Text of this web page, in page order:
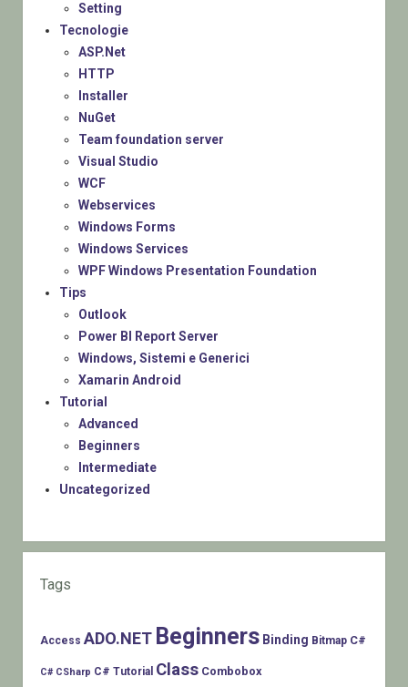
Setting
Tecnologie
ASP.Net
HTTP
Installer
NuGet
Team foundation server
Visual Studio
WCF
Webservices
Windows Forms
Windows Services
WPF Windows Presentation Foundation
Tips
Outlook
Power BI Report Server
Windows, Sistemi e Generici
Xamarin Android
Tutorial
Advanced
Beginners
Intermediate
Uncategorized
Tags
Access ADO.NET Beginners Binding Bitmap C#
C# CSharp C# Tutorial Class Combobox